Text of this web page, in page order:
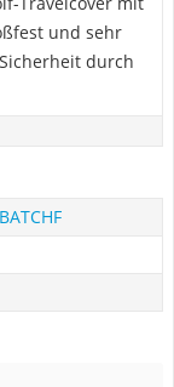
und sehr
durch